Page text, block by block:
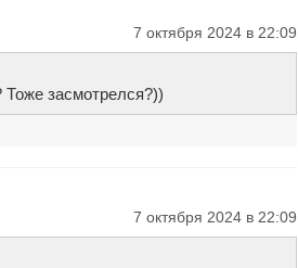
7 октября 2024 в 22:09
Тоже засмотрелся?))
7 октября 2024 в 22:09